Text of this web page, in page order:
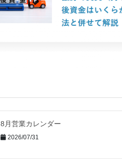
8月営業カレンダー
2026/07/31